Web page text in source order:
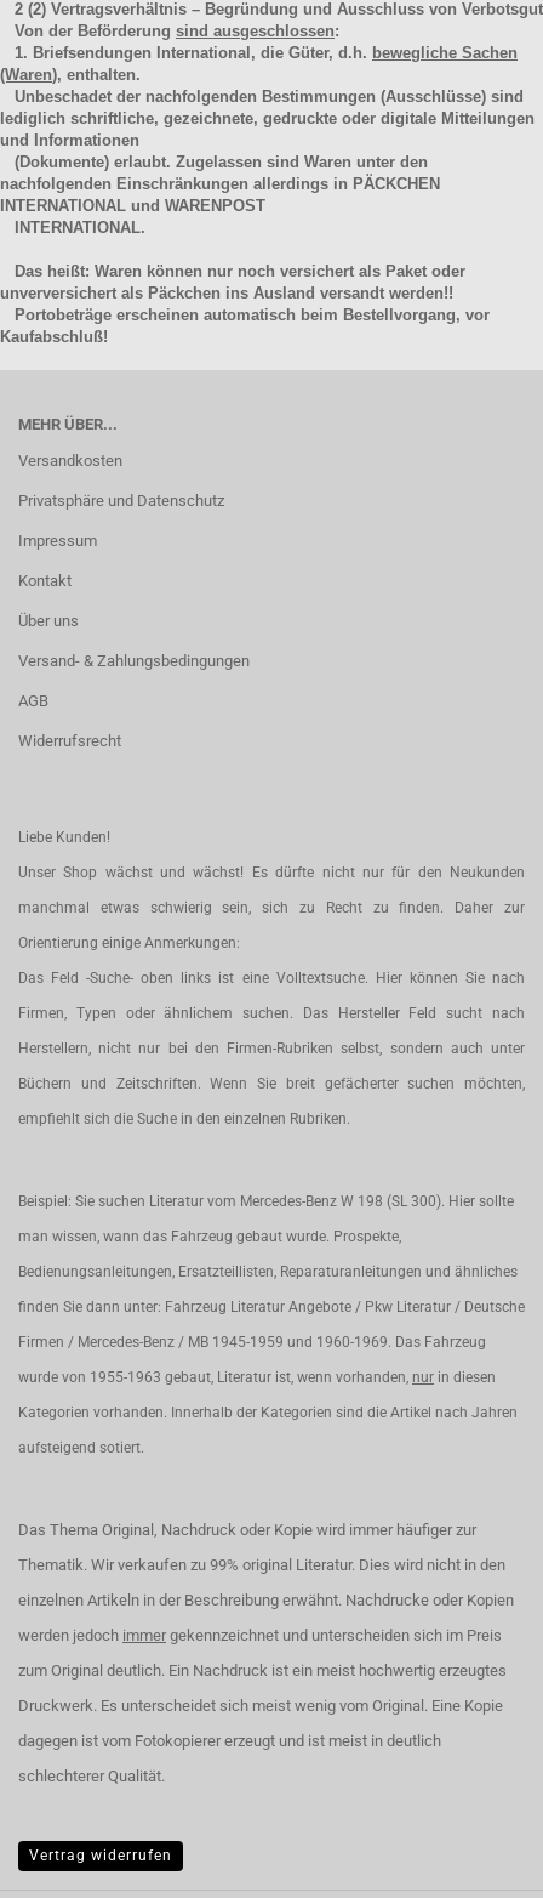
2 (2) Vertragsverhältnis – Begründung und Ausschluss von Verbotsgut
Von der Beförderung sind ausgeschlossen:
1. Briefsendungen International, die Güter, d.h. bewegliche Sachen
(Waren), enthalten.
Unbeschadet der nachfolgenden Bestimmungen (Ausschlüsse) sind
lediglich schriftliche, gezeichnete, gedruckte oder digitale Mitteilungen
und Informationen
(Dokumente) erlaubt. Zugelassen sind Waren unter den
nachfolgenden Einschränkungen allerdings in PÄCKCHEN
INTERNATIONAL und WARENPOST
INTERNATIONAL.
Das heißt: Waren können nur noch versichert als Paket oder
unverversichert als Päckchen ins Ausland versandt werden!!
Portobeträge erscheinen automatisch beim Bestellvorgang, vor
Kaufabschluß!
MEHR ÜBER...
Versandkosten
Privatsphäre und Datenschutz
Impressum
Kontakt
Über uns
Versand- & Zahlungsbedingungen
AGB
Widerrufsrecht
Liebe Kunden!
Unser Shop wächst und wächst! Es dürfte nicht nur für den Neukunden
manchmal etwas schwierig sein, sich zu Recht zu finden. Daher zur
Orientierung einige Anmerkungen:
Das Feld -Suche- oben links ist eine Volltextsuche. Hier können Sie nach
Firmen, Typen oder ähnlichem suchen. Das Hersteller Feld sucht nach
Herstellern, nicht nur bei den Firmen-Rubriken selbst, sondern auch unter
Büchern und Zeitschriften. Wenn Sie breit gefächerter suchen möchten,
empfiehlt sich die Suche in den einzelnen Rubriken.
Beispiel: Sie suchen Literatur vom Mercedes-Benz W 198 (SL 300). Hier sollte
man wissen, wann das Fahrzeug gebaut wurde. Prospekte,
Bedienungsanleitungen, Ersatzteillisten, Reparaturanleitungen und ähnliches
finden Sie dann unter: Fahrzeug Literatur Angebote / Pkw Literatur / Deutsche
Firmen / Mercedes-Benz / MB 1945-1959 und 1960-1969. Das Fahrzeug
wurde von 1955-1963 gebaut, Literatur ist, wenn vorhanden, nur in diesen
Kategorien vorhanden. Innerhalb der Kategorien sind die Artikel nach Jahren
aufsteigend sotiert.
Das Thema Original, Nachdruck oder Kopie wird immer häufiger zur
Thematik. Wir verkaufen zu 99% original Literatur. Dies wird nicht in den
einzelnen Artikeln in der Beschreibung erwähnt. Nachdrucke oder Kopien
werden jedoch immer gekennzeichnet und unterscheiden sich im Preis
zum Original deutlich. Ein Nachdruck ist ein meist hochwertig erzeugtes
Druckwerk. Es unterscheidet sich meist wenig vom Original. Eine Kopie
dagegen ist vom Fotokopierer erzeugt und ist meist in deutlich
schlechterer Qualität.
Vertrag widerrufen